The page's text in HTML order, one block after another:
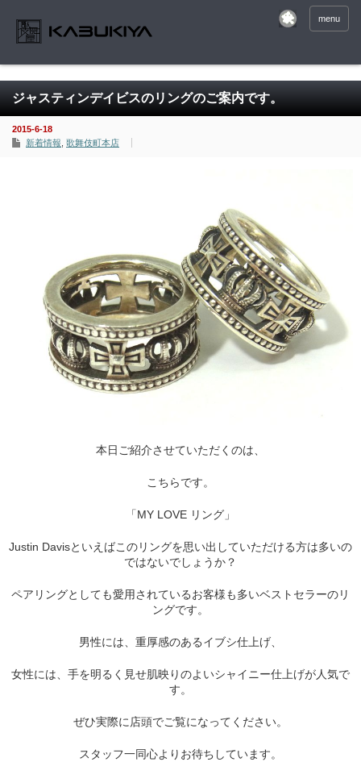
menu
ジャスティンデイビスのリングのご案内です。
2015-6-18
新着情報 歌舞伎町本店
本日ご紹介させていただくのは、
こちらです。
「MY LOVE リング」
Justin Davisといえばこのリングを思い出していただける方は多いの
ではないでしょうか？
ペアリングとしても愛用されているお客様も多いベストセラーのリ
ングです。
男性には、重厚感のあるイブシ仕上げ、
女性には、手を明るく見せ肌映りのよいシャイニー仕上げが人気で
す。
ぜひ実際に店頭でご覧になってください。
スタッフ一同心よりお待ちしています。